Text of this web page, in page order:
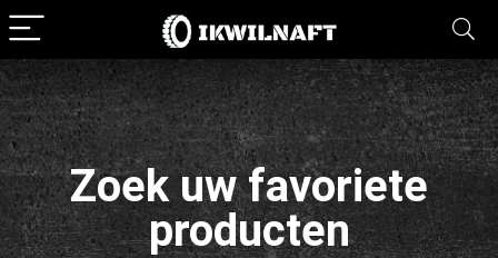
Zoek uw favoriete
producten